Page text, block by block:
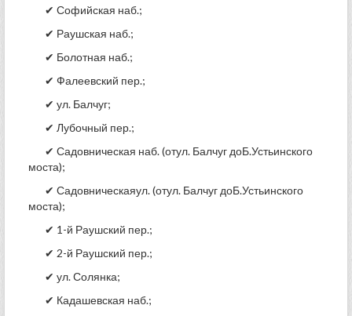
✔ Софийская наб.;
✔ Раушская наб.;
✔ Болотная наб.;
✔ Фалеевский пер.;
✔ ул. Балчуг;
✔ Лубочный пер.;
✔ Садовническая наб. (отул. Балчуг доБ.Устьинского
моста);
✔ Садовническаяул. (отул. Балчуг доБ.Устьинского
моста);
✔ 1-й Раушский пер.;
✔ 2-й Раушский пер.;
✔ ул. Солянка;
✔ Кадашевская наб.;